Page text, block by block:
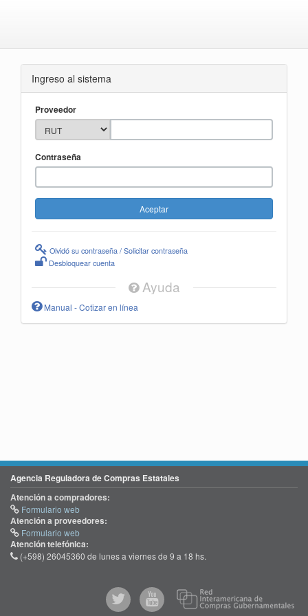
Ingreso al sistema
Proveedor
Contraseña
Olvidó su contraseña / Solicitar contraseña
Desbloquear cuenta
Ayuda
Manual - Cotizar en línea
Agencia Reguladora de Compras Estatales
Atención a compradores:
Formulario web
Atención a proveedores:
Formulario web
Atención telefónica:
(+598) 26045360 de lunes a viernes de 9 a 18 hs.
@comprasgubuy
ACCE